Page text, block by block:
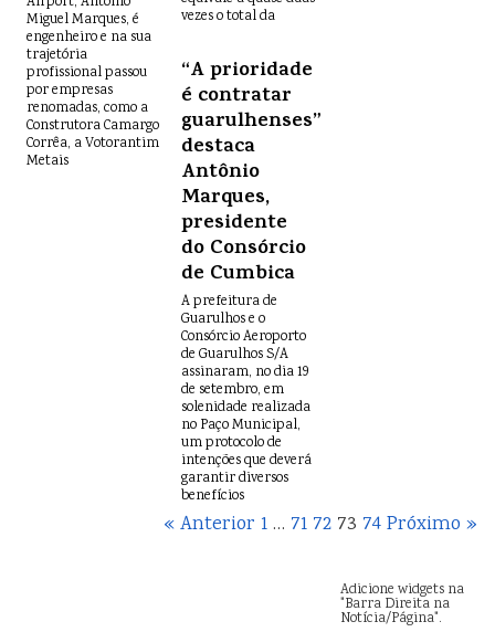
Miguel Marques, é
engenheiro e na sua
trajetória
profissional passou
por empresas
renomadas, como a
Construtora Camargo
Corrêa, a Votorantim
Metais
vezes o total da
“A prioridade
é contratar
guarulhenses”,
destaca
Antônio
Marques,
presidente
do Consórcio
de Cumbica
A prefeitura de
Guarulhos e o
Consórcio Aeroporto
de Guarulhos S/A
assinaram, no dia 19
de setembro, em
solenidade realizada
no Paço Municipal,
um protocolo de
intenções que deverá
garantir diversos
benefícios
« Anterior 1… 71 72 73 74Próximo »
Adicione widgets na
"Barra Direita na
Notícia/Página".